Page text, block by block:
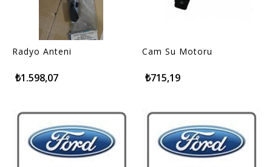
Radyo Anteni
₺1.598,07
Cam Su Motoru
₺715,19